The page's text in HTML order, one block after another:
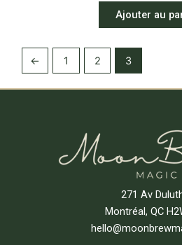
Ajouter au
← 1 2 3
271 Av
Montréal, QC